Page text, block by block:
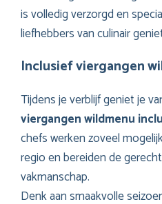
is volledig verzorgd en
liefhebbers van culinair
Inclusief viergangen
Tijdens je verblijf geniet je
viergangen wildmenu
chefs werken zoveel
regio en bereiden de
vakmanschap.
Denk aan smaakvolle